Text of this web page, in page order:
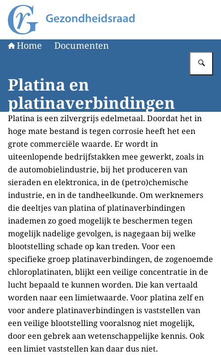
Naar de homepage van Gezondheidsraad
Home Documenten
Platina en
platinaverbindingen
Platina is een zilvergrijs edelmetaal. Doordat het in
hoge mate bestand is tegen corrosie heeft het een
grote commerciële waarde. Er wordt in
uiteenlopende bedrijfstakken mee gewerkt, zoals in
de automobielindustrie, bij het produceren van
sieraden en elektronica, in de (petro)chemische
industrie, en in de tandheelkunde. Om werknemers
die deeltjes van platina of platinaverbindingen
inademen zo goed mogelijk te beschermen tegen
mogelijk nadelige gevolgen, is nagegaan bij welke
blootstelling schade op kan treden. Voor een
specifieke groep platinaverbindingen, de zogenoemde
chloroplatinaten, blijkt een veilige concentratie in de
lucht bepaald te kunnen worden. Die kan vertaald
worden naar een limietwaarde. Voor platina zelf en
voor andere platinaverbindingen is vaststellen van
een veilige blootstelling vooralsnog niet mogelijk,
door een gebrek aan wetenschappelijke kennis. Ook
een limiet vaststellen kan daar dus niet.